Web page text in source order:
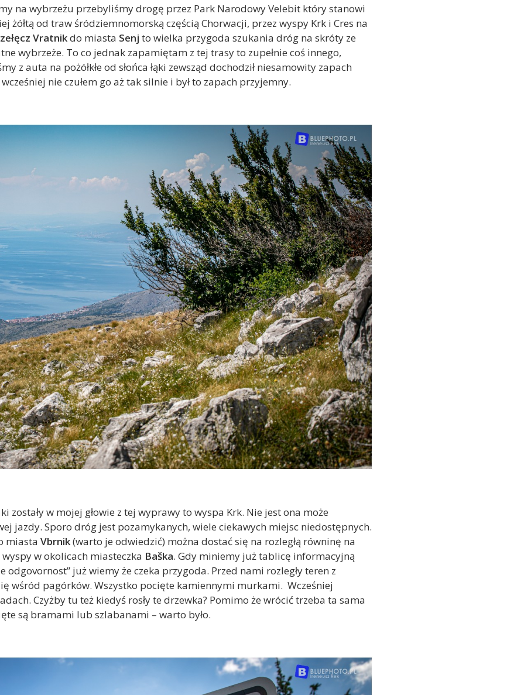
na wybrzeżu przebyliśmy drogę przez Park Narodowy Velebit który stanowi
żółtą od traw śródziemnomorską częścią Chorwacji, przez wyspy Krk i Cres na
Vratnikdo miasta Senj to wielka przygoda szukania dróg na skróty ze
wybrzeże. To co jednak zapamiętam z tej trasy to zupełnie coś innego,
z auta na pożółkłe od słońca łąki zewsząd dochodził niesamowity zapach
nie czułem go aż tak silnie i był to zapach przyjemny.
zostały w mojej głowie z tej wyprawy to wyspa Krk. Nie jest ona może
jazdy. Sporo dróg jest pozamykanych, wiele ciekawych miejsc niedostępnych.
miasta Vbrnik(warto je odwiedzić) można dostać się na rozległą równinę na
w okolicach miasteczka Baška. Gdy miniemy już tablicę informacyjną
odgovornost” już wiemy że czeka przygoda. Przed nami rozległy teren z
wśród pagórków. Wszystko pocięte kamiennymi murkami. Wcześniej
Czyżby tu też kiedyś rosły te drzewka? Pomimo że wrócić trzeba ta sama
są bramami lub szlabanami – warto było.